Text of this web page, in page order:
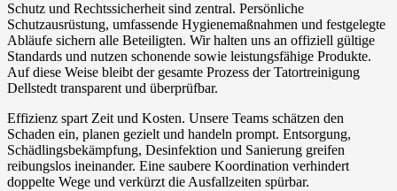
Schutz und Rechtssicherheit sind zentral. Persönliche
Schutzausrüstung, umfassende Hygienemaßnahmen und festgelegte
Abläufe sichern alle Beteiligten. Wir halten uns an offiziell gültige
Standards und nutzen schonende sowie leistungsfähige Produkte.
Auf diese Weise bleibt der gesamte Prozess der Tatortreinigung
Dellstedt transparent und überprüfbar.
Effizienz spart Zeit und Kosten. Unsere Teams schätzen den
Schaden ein, planen gezielt und handeln prompt. Entsorgung,
Schädlingsbekämpfung, Desinfektion und Sanierung greifen
reibungslos ineinander. Eine saubere Koordination verhindert
doppelte Wege und verkürzt die Ausfallzeiten spürbar.